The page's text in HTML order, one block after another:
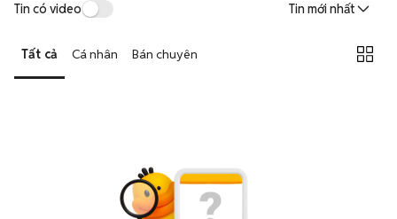
Tin có video Tin mới nhất
Tất cả Cá nhân Bán chuyên